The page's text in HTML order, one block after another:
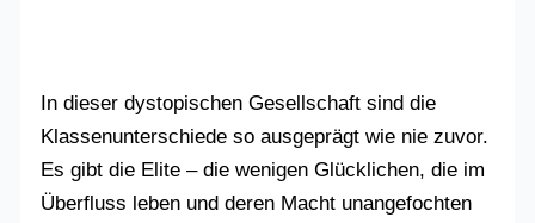
In dieser dystopischen Gesellschaft sind die
Klassenunterschiede so ausgeprägt wie nie zuvor.
Es gibt die Elite – die wenigen Glücklichen, die im
Überfluss leben und deren Macht unangefochten